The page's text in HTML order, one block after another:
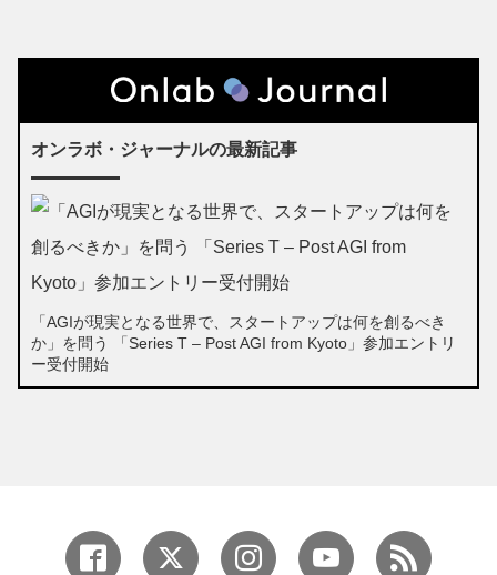
オンラボ・ジャーナルの最新記事
「AGIが現実となる世界で、スタートアップは何を創るべき
か」を問う 「Series T – Post AGI from Kyoto」参加エントリ
ー受付開始